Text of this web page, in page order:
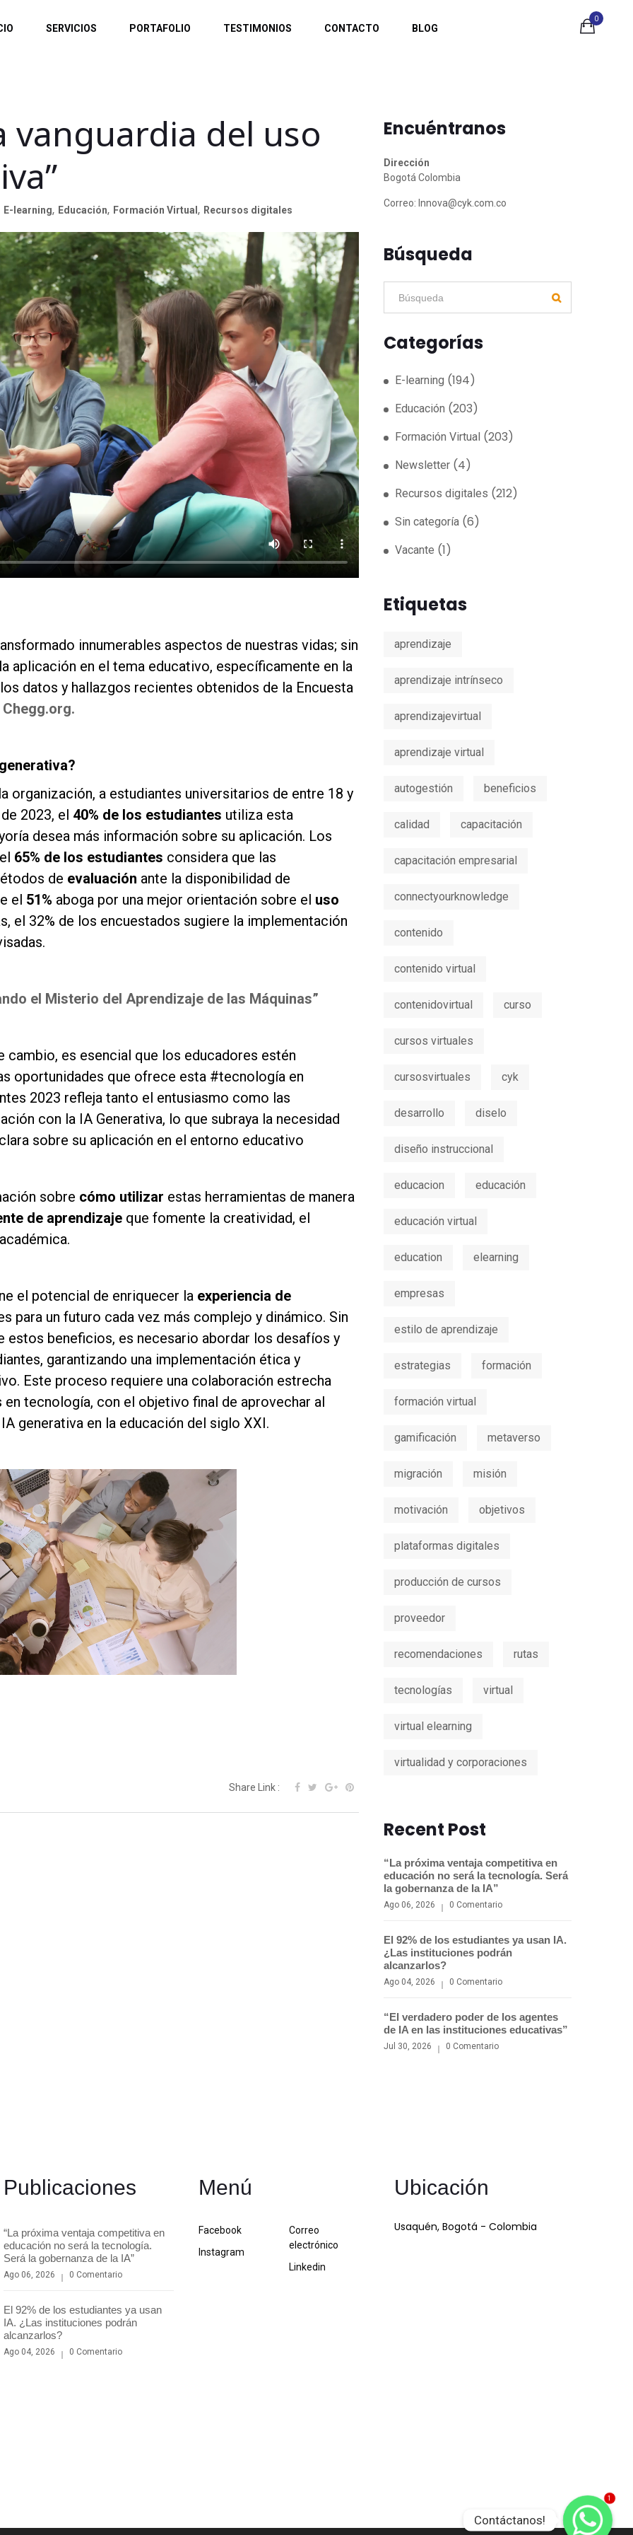
0
SERVICIOS PORTAFOLIO TESTIMONIOS CONTACTO BLOG
vanguardia del uso
E-learning, Educación, Formación Virtual , Recursos digitales
innumerables aspectos de nuestras vidas; sin
aplicación en el tema educativo, específicamente en la
datos y hallazgos recientes obtenidos de la Encuesta
Chegg.org.
organización, a estudiantes universitarios de entre 18 y
2023, el 40% de los estudiantes utiliza esta
desea más información sobre su aplicación. Los
65% de los estudiantes considera que las
de evaluación ante la disponibilidad de
el 51% aboga por una mejor orientación sobre el uso
el 32% de los encuestados sugiere la implementación
el Misterio del Aprendizaje de las Máquinas”
es esencial que los educadores estén
oportunidades que ofrece esta #tecnología en
2023 refleja tanto el entusiasmo como las
con la IA Generativa, lo que subraya la necesidad
sobre su aplicación en el entorno educativo
sobre cómo utilizar estas herramientas de manera
de aprendizaje que fomente la creatividad, el
el potencial de enriquecer la experiencia de
para un futuro cada vez más complejo y dinámico. Sin
beneficios, es necesario abordar los desafíos y
garantizando una implementación ética y
Este proceso requiere una colaboración estrecha
tecnología, con el objetivo final de aprovechar al
generativa en la educación del siglo XXI.
Share Link :
Encuéntranos
Dirección
Bogotá Colombia
Correo: Innova@cyk.com.co
Búsqueda
Categorías
E-learning (194)
Educación (203)
Formación Virtual (203)
Newsletter(4)
Recursos digitales (212)
Sin categoría(6)
Vacante (1)
Etiquetas
aprendizaje
aprendizaje intrínseco
aprendizajevirtual
aprendizaje virtual
autogestión beneficios
calidad capacitación
capacitación empresarial
connectyourknowledge
contenido
contenido virtual
contenidovirtual curso
cursos virtuales
cursosvirtuales cyk
desarrollo diselo
diseño instruccional
educacion educación
educación virtual
education elearning
empresas
estilo de aprendizaje
estrategias formación
formación virtual
gamificación metaverso
migración misión
motivación objetivos
plataformas digitales
producción de cursos
proveedor
recomendaciones rutas
tecnologías virtual
virtual elearning
virtualidad y corporaciones
Recent Post
“La próxima ventaja competitiva en
educación no será la tecnología. Será
la gobernanza de la IA”
Ago 06, 2026 0 Comentario
El 92% de los estudiantes ya usan IA.
¿Las instituciones podrán
alcanzarlos?
Ago 04, 2026 0 Comentario
“El verdadero poder de los agentes
de IA en las instituciones educativas”
Jul 30, 2026 0 Comentario
Publicaciones
“La próxima ventaja competitiva en
educación no será la tecnología.
Será la gobernanza de la IA”
Ago 06, 2026 0 Comentario
El 92% de los estudiantes ya usan
IA. ¿Las instituciones podrán
alcanzarlos?
Ago 04, 2026 0 Comentario
Menú
Facebook
Instagram
Correo
electrónico
Linkedin
Ubicación
Usaquén, Bogotá - Colombia
1
Contáctanos!